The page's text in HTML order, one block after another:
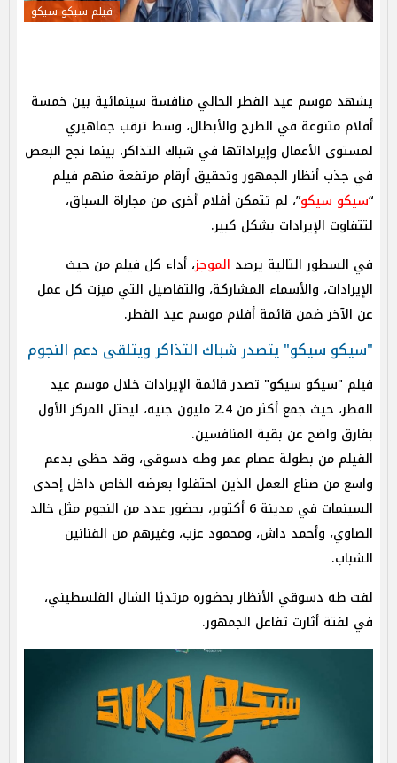
فيلم سيكو سيكو
يشهد موسم عيد الفطر الحالي منافسة سينمائية بين خمسة
أفلام متنوعة في الطرح والأبطال، وسط ترقب جماهيري
لمستوى الأعمال وإيراداتها في شباك التذاكر، بينما نجح البعض
في جذب أنظار الجمهور وتحقيق أرقام مرتفعة منهم فيلم
“سيكو سيكو”، لم تتمكن أفلام أخرى من مجاراة السباق،
لتتفاوت الإيرادات بشكل كبير.
في السطور التالية يرصد الموجز، أداء كل فيلم من حيث
الإيرادات، والأسماء المشاركة، والتفاصيل التي ميزت كل عمل
عن الآخر ضمن قائمة أفلام موسم عيد الفطر.
"سيكو سيكو" يتصدر شباك التذاكر ويتلقى دعم النجوم
فيلم "سيكو سيكو" تصدر قائمة الإيرادات خلال موسم عيد
الفطر، حيث جمع أكثر من 2.4 مليون جنيه، ليحتل المركز الأول
بفارق واضح عن بقية المنافسين.
الفيلم من بطولة عصام عمر وطه دسوقي، وقد حظي بدعم
واسع من صناع العمل الذين احتفلوا بعرضه الخاص داخل إحدى
السينمات في مدينة 6 أكتوبر، بحضور عدد من النجوم مثل خالد
الصاوي، وأحمد داش، ومحمود عزب، وغيرهم من الفنانين
الشباب.
لفت طه دسوقي الأنظار بحضوره مرتديًا الشال الفلسطيني،
في لفتة أثارت تفاعل الجمهور.